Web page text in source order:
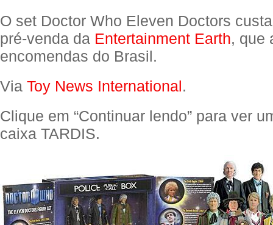
O set Doctor Who Eleven Doctors
pré-venda da Entertainment Earth, que
encomendas do Brasil.
Via Toy News International.
Clique em “Continuar lendo” para ver
caixa TARDIS.